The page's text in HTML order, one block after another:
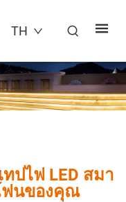
TH
ปไฟ LED สมา
ฟนของคุณ